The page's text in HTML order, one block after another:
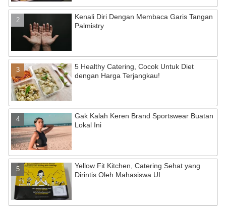
Kenali Diri Dengan Membaca Garis Tangan
Palmistry
5 Healthy Catering, Cocok Untuk Diet
dengan Harga Terjangkau!
Gak Kalah Keren Brand Sportswear Buatan
Lokal Ini
Yellow Fit Kitchen, Catering Sehat yang
Dirintis Oleh Mahasiswa UI